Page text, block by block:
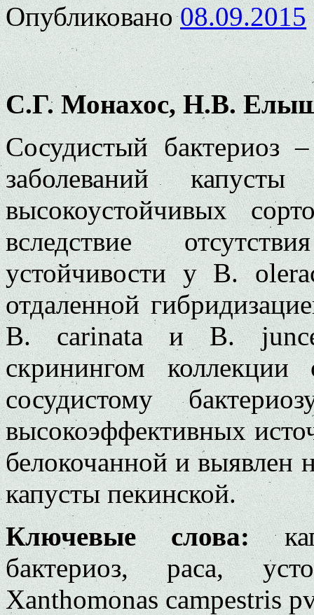
Опубликовано 08.09.2015
С.Г. Монахос, Н.В.
Сосудистый бактериоз
заболеваний
высокоустойчивых
вследствие
устойчивости у B.
отдаленной
B. carinata и B.
скринингом
сосудистому
высокоэффективных
белокочанной и выявлен
капусты пекинской.
Ключевые слова:
бактериоз, раса,
Xanthomonas campestris